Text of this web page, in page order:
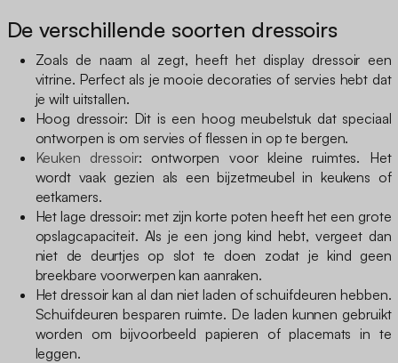
De verschillende soorten dressoirs
Zoals de naam al zegt, heeft het display dressoir een
vitrine. Perfect als je mooie decoraties of servies hebt dat
je wilt uitstallen.
Hoog dressoir: Dit is een hoog meubelstuk dat speciaal
ontworpen is om servies of flessen in op te bergen.
Keuken dressoir: ontworpen voor kleine ruimtes. Het
wordt vaak gezien als een bijzetmeubel in keukens of
eetkamers.
Het lage dressoir: met zijn korte poten heeft het een grote
opslagcapaciteit. Als je een jong kind hebt, vergeet dan
niet de deurtjes op slot te doen zodat je kind geen
breekbare voorwerpen kan aanraken.
Het dressoir kan al dan niet laden of schuifdeuren hebben.
Schuifdeuren besparen ruimte. De laden kunnen gebruikt
worden om bijvoorbeeld papieren of placemats in te
leggen.